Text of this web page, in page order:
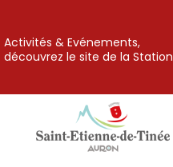
Activités & Evénements,
découvrez le site de la Station